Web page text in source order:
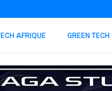
AFRIQUE GREEN TECH